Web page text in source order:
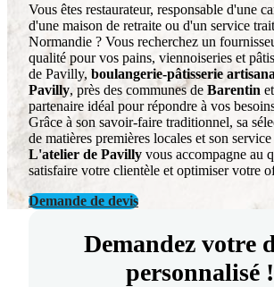
Vous êtes restaurateur, responsable d'une
d'une maison de retraite ou d'un service
Normandie ? Vous recherchez un
qualité pour vos pains, viennoiseries et
de Pavilly, boulangerie-pâtisserie
Pavilly, près des communes de Barentin et
partenaire idéal pour répondre à vos
Grâce à son savoir-faire traditionnel, sa
de matières premières locales et son
L'atelier de Pavilly vous accompagne au
satisfaire votre clientèle et optimiser votre
Demande de devis
Demandez votre
personnalisé !